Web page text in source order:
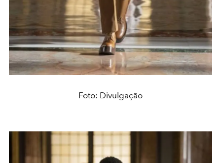
Foto: Divulgação